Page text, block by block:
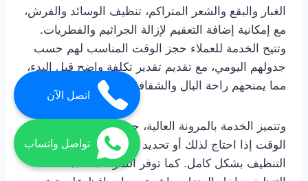
الغبار والبقع والشعر المتراكم، تنظيف الوسائد والفرش،
مع إمكانية إضافة التعقيم لإزالة الجراثيم والفطريات.
وتتيح الخدمة للعملاء حجز الوقت المناسب لهم حسب
جدولهم اليومي، مع تقديم تقدير تكلفة واضح قبل البدء،
مما يمنحهم راحة البال والشفافية التامة.
وتتميز الخدمة بالمرونة العالية، حيث يمكن للعميل تمديد
الوقت إذا احتاج لذلك أو تحديد فترة معينة لإنهاء
التنظيف بشكل كامل. كما توفر الشركات خدمة
اتصل الآن
تواصل واتساب